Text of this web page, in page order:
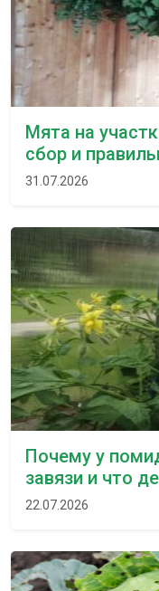
Мята на
сбор и
31.07.2026
Почему у
завязи и что
22.07.2026